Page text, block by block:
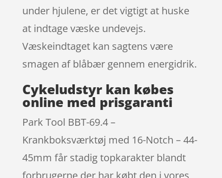
under hjulene, er det vigtigt at huske
at indtage væske undevejs.
Væskeindtaget kan sagtens være
smagen af blåbær gennem energidrik.
Cykeludstyr kan købes
online med prisgaranti
Park Tool BBT-69.4 –
Krankboksværktøj med 16-Notch – 44-
45mm får stadig topkarakter blandt
forbrugerne der har købt den i vores